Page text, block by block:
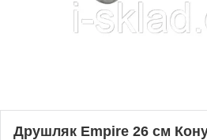
Друшляк Empire 26 см